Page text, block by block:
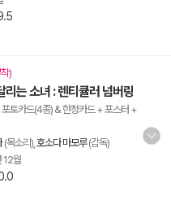
)
는 소녀 : 렌티큘러 넘버링
토카드(4종) & 한정카드 + 포스터 +
(목소리), 호소다 마모루(감독)
12월